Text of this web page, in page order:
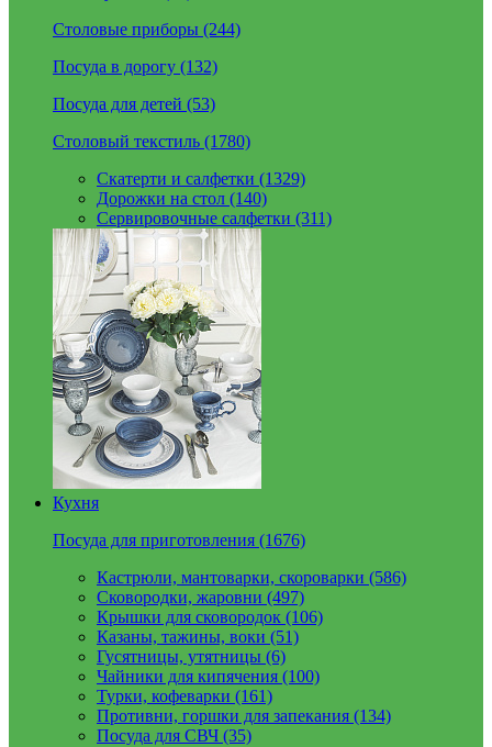
Столовые приборы (244)
Посуда в дорогу (132)
Посуда для детей (53)
Столовый текстиль (1780)
Скатерти и салфетки (1329)
Дорожки на стол (140)
Сервировочные салфетки (311)
Кухня
Посуда для приготовления (1676)
Кастрюли, мантоварки, скороварки (586)
Сковородки, жаровни (497)
Крышки для сковородок (106)
Казаны, тажины, воки (51)
Гусятницы, утятницы (6)
Чайники для кипячения (100)
Турки, кофеварки (161)
Противни, горшки для запекания (134)
Посуда для СВЧ (35)